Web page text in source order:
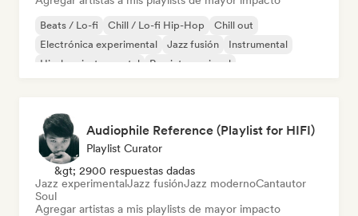
Beats / Lo-fi Chill / Lo-fi Hip-Hop
Chill out
Electrónica experimental
Jazz fusión
Instrumental
Hip-hop instrumental
Rap internacional
Audiophile Reference (Playlist for HIFI)
Playlist Curator
&gt; 2900 respuestas dadas
Jazz experimentalJazz fusiónJazz modernoCantautor
Soul
Agregar artistas a mis playlists de mayor impacto